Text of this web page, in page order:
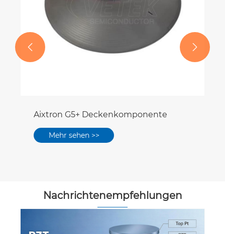
Aixtron G5+ Deckenkomponente
Mehr sehen >>
 
Nachrichtenempfehlungen